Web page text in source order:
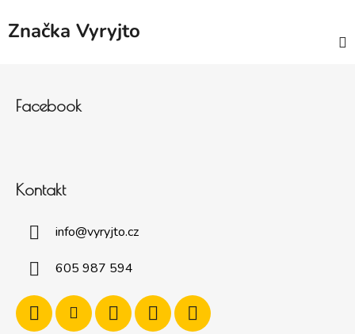
Značka Vyryjto
Facebook
Kontakt
info@vyryjto.cz
605 987 594